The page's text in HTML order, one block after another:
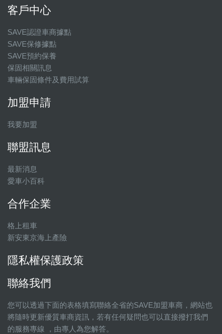
客戶中心
SAVE認證車商據點
SAVE保修據點
SAVE預約保養
保固相關訊息
車輛保固條件及費用試算
加盟申請
我要加盟
聯盟訊息
最新消息
愛車小百科
合作企業
格上租車
新安東京海上產險
隱私權保護政策
聯絡我們
您可以透過下面的表格填寫聯絡全省的SAVE加盟車商，網站也
將隨時更新優質車商資訊，若有任何疑問也可以直接撥打我們
的服務專線 ，由專人為您解答。